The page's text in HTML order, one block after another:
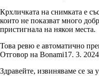
Крхличката на снимката е
които не показват много
пристигнала на някои места.
Това ревю е автоматично
Отговор на Bonami17. 3. 2024
Здравейте, извиняваме се за